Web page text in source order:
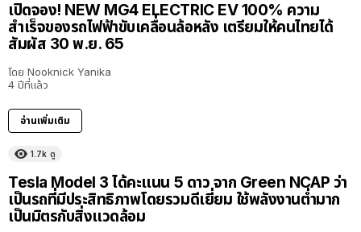
เปิดจอง! NEW MG4 ELECTRIC EV 100% ความ
สำเร็จของรถไฟฟ้าขับเคลื่อนล้อหลัง เตรียมให้คนไทยได้
สัมผัส 30 พ.ย. 65
โดย Nooknick Yanika
4 ปีที่แล้ว
อ่านเพิ่มเติม
1.7k ดู
Tesla Model 3 ได้คะแนน 5 ดาว จาก Green NCAP ว่า
เป็นรถที่มีประสิทธิภาพโดยรวมดีเยี่ยม ใช้พลังงานต่ำมาก
เป็นมิตรกับสิ่งแวดล้อม